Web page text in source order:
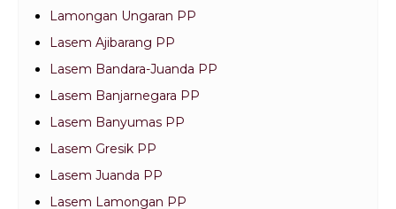
Lamongan Ungaran PP
Lasem Ajibarang PP
Lasem Bandara-Juanda PP
Lasem Banjarnegara PP
Lasem Banyumas PP
Lasem Gresik PP
Lasem Juanda PP
Lasem Lamongan PP